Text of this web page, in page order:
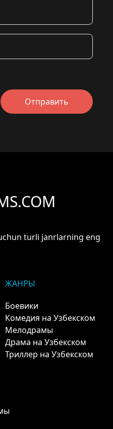
Отправить
turli janrlarning eng
ЖАНРЫ
Боевики
Комедия на Узбекском
Мелодрамы
Драма на Узбекском
Триллер на Узбекском